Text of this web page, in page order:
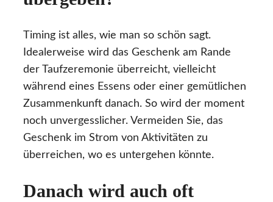
Timing ist alles, wie man so schön sagt.
Idealerweise wird das Geschenk am Rande
der Taufzeremonie überreicht, vielleicht
während eines Essens oder einer gemütlichen
Zusammenkunft danach. So wird der moment
noch unvergesslicher. Vermeiden Sie, das
Geschenk im Strom von Aktivitäten zu
überreichen, wo es untergehen könnte.
Danach wird auch oft